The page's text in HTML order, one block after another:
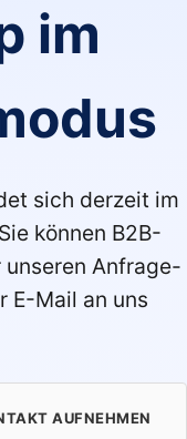
im
sich derzeit im
können B2B-
Anfrage-
E-Mail an uns
AUFNEHMEN